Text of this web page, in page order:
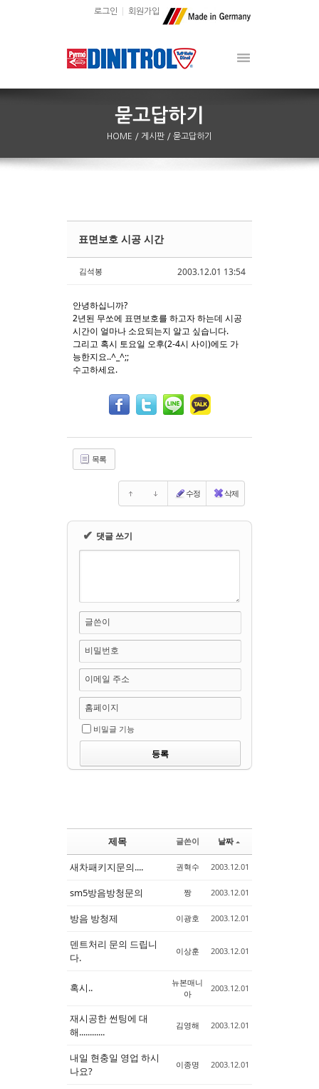
로그인 회원가입
HOME / 게시판 / 묻고답하기
2003.12.01 13:54
표면보호 시공 시간
김석봉
안녕하십니까?
2년된 무쏘에 표면보호를 하고자 하는데 시공
시간이 얼마나 소요되는지 알고 싶습니다.
그리고 혹시 토요일 오후(2-4시 사이)에도 가
능한지요..^_^;;
수고하세요.
목록
수정 삭제
✔ 댓글 쓰기
글쓴이
비밀번호
이메일 주소
홈페이지
비밀글 기능
제목 글쓴이 날짜
새차패키지문의.... 권혁수 2003.12.01
sm5방음방청문의 짱 2003.12.01
방음 방청제 이광호 2003.12.01
덴트처리 문의 드립니
다.
이상훈 2003.12.01
혹시..
뉴본매니
아
2003.12.01
재시공한 썬팅에 대
해............
김영해 2003.12.01
내일 현충일 영업 하시
나요?
이종명 2003.12.01
Sketchbook5, 스케치북5
Sketchbook5, 스케치북5
Sketchbook5, 스케치북5
Sketchbook5, 스케치북5